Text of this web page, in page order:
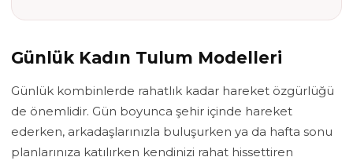
Günlük Kadın Tulum Modelleri
Günlük kombinlerde rahatlık kadar hareket özgürlüğü
de önemlidir. Gün boyunca şehir içinde hareket
ederken, arkadaşlarınızla buluşurken ya da hafta sonu
planlarınıza katılırken kendinizi rahat hissettiren